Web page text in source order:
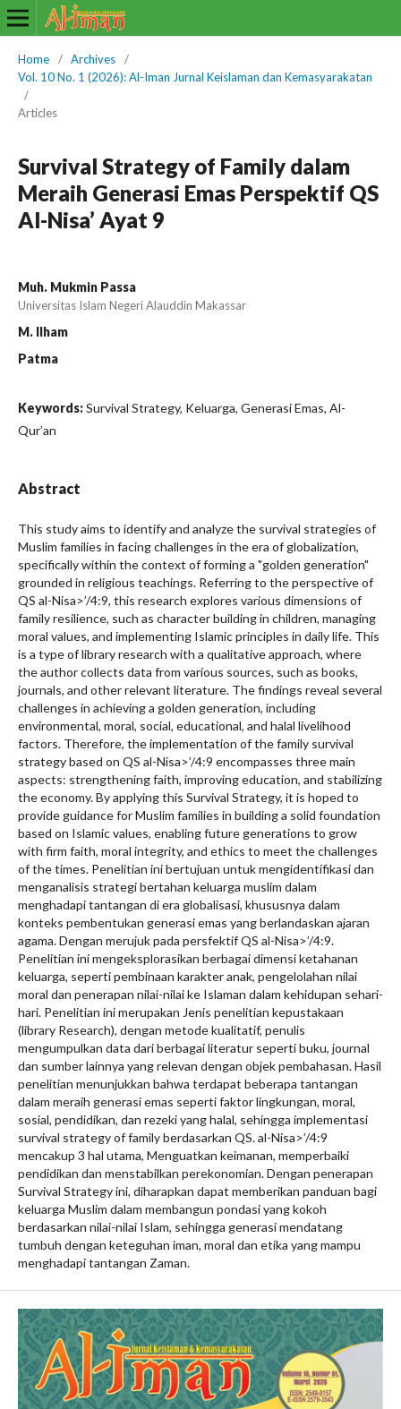
Home / Archives
/
Vol. 10 No. 1 (2026): Al-Iman Jurnal Keislaman dan Kemasyarakatan
/
Articles
Survival Strategy of Family dalam
Meraih Generasi Emas Perspektif QS
Al-Nisa’ Ayat 9
Muh. Mukmin Passa
Universitas Islam Negeri Alauddin Makassar
M. Ilham
Patma
Keywords:Survival Strategy, Keluarga, Generasi Emas, Al-
Qur’an
Abstract
This study aims to identify and analyze the survival strategies of
Muslim families in facing challenges in the era of globalization,
specifically within the context of forming a "golden generation"
grounded in religious teachings. Referring to the perspective of
QS al-Nisa>’/4:9, this research explores various dimensions of
family resilience, such as character building in children, managing
moral values, and implementing Islamic principles in daily life. This
is a type of library research with a qualitative approach, where
the author collects data from various sources, such as books,
journals, and other relevant literature. The findings reveal several
challenges in achieving a golden generation, including
environmental, moral, social, educational, and halal livelihood
factors. Therefore, the implementation of the family survival
strategy based on QS al-Nisa>’/4:9 encompasses three main
aspects: strengthening faith, improving education, and stabilizing
the economy. By applying this Survival Strategy, it is hoped to
provide guidance for Muslim families in building a solid foundation
based on Islamic values, enabling future generations to grow
with firm faith, moral integrity, and ethics to meet the challenges
of the times. Penelitian ini bertujuan untuk mengidentifikasi dan
menganalisis strategi bertahan keluarga muslim dalam
menghadapi tantangan di era globalisasi, khususnya dalam
konteks pembentukan generasi emas yang berlandaskan ajaran
agama. Dengan merujuk pada persfektif QS al-Nisa>’/4:9.
Penelitian ini mengeksplorasikan berbagai dimensi ketahanan
keluarga, seperti pembinaan karakter anak, pengelolahan nilai
moral dan penerapan nilai-nilai ke Islaman dalam kehidupan sehari-
hari. Penelitian ini merupakan Jenis penelitian kepustakaan
(library Research), dengan metode kualitatif, penulis
mengumpulkan data dari berbagai literatur seperti buku, journal
dan sumber lainnya yang relevan dengan objek pembahasan. Hasil
penelitian menunjukkan bahwa terdapat beberapa tantangan
dalam meraih generasi emas seperti faktor lingkungan, moral,
sosial, pendidikan, dan rezeki yang halal, sehingga implementasi
survival strategy of family berdasarkan QS. al-Nisa>’/4:9
mencakup 3 hal utama, Menguatkan keimanan, memperbaiki
pendidikan dan menstabilkan perekonomian. Dengan penerapan
Survival Strategy ini, diharapkan dapat memberikan panduan bagi
keluarga Muslim dalam membangun pondasi yang kokoh
berdasarkan nilai-nilai Islam, sehingga generasi mendatang
tumbuh dengan keteguhan iman, moral dan etika yang mampu
menghadapi tantangan Zaman.